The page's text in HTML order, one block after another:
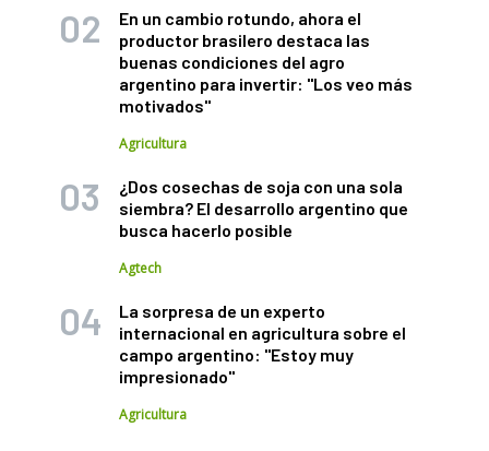
En un cambio rotundo, ahora el
productor brasilero destaca las
buenas condiciones del agro
argentino para invertir: "Los veo más
motivados"
Agricultura
¿Dos cosechas de soja con una sola
siembra? El desarrollo argentino que
busca hacerlo posible
Agtech
La sorpresa de un experto
internacional en agricultura sobre el
campo argentino: "Estoy muy
impresionado"
Agricultura